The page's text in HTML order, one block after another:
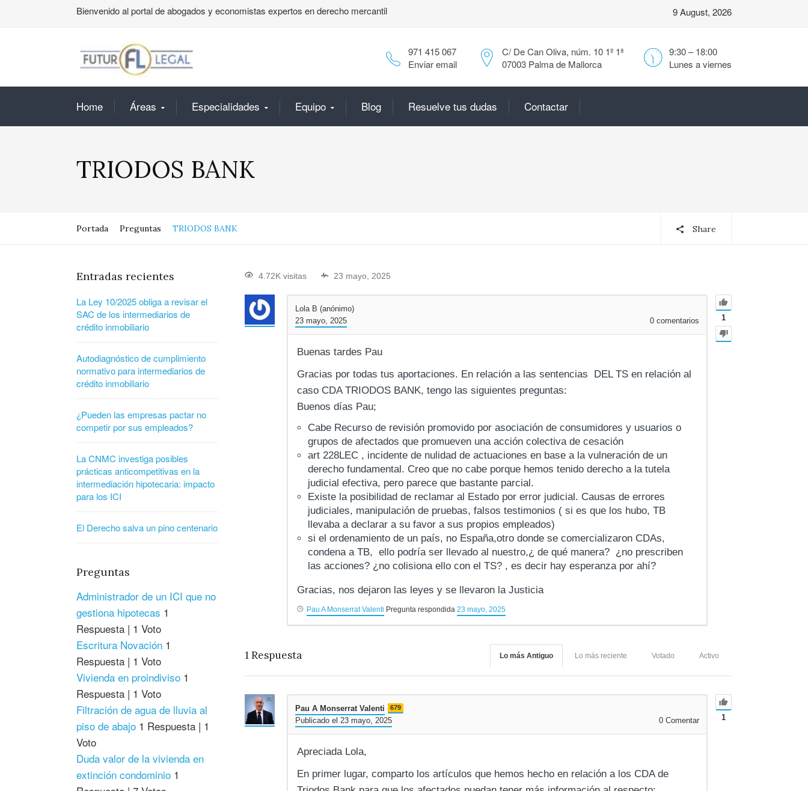
Bienvenido al portal de abogados y economistas expertos en derecho mercantil 9 August, 2026
9:30 – 18:00
Lunes a viernes
C/ De Can Oliva, núm. 10 1º 1ª
07003 Palma de Mallorca
971 415 067
Enviar email
Home Áreas Especialidades Equipo Blog Resuelve tus dudas Contactar
TRIODOS BANK
Portada Preguntas TRIODOS BANK Share
4.72K visitas 23 mayo, 2025
1
Lola B (anónimo)
23 mayo, 2025
0 comentarios
Buenas tardes Pau
Gracias por todas tus aportaciones. En relación a las sentencias DEL TS en relación al
caso CDA TRIODOS BANK, tengo las siguientes preguntas:
Buenos días Pau;
Cabe Recurso de revisión promovido por asociación de consumidores y usuarios o
grupos de afectados que promueven una acción colectiva de cesación
art 228LEC , incidente de nulidad de actuaciones en base a la vulneración de un
derecho fundamental. Creo que no cabe porque hemos tenido derecho a la tutela
judicial efectiva, pero parece que bastante parcial.
Existe la posibilidad de reclamar al Estado por error judicial. Causas de errores
judiciales, manipulación de pruebas, falsos testimonios ( si es que los hubo, TB
llevaba a declarar a su favor a sus propios empleados)
si el ordenamiento de un país, no España,otro donde se comercializaron CDAs,
condena a TB, ello podría ser llevado al nuestro,¿ de qué manera? ¿no prescriben
las acciones? ¿no colisiona ello con el TS? , es decir hay esperanza por ahí?
Gracias, nos dejaron las leyes y se llevaron la Justicia
Pau A Monserrat Valenti Pregunta respondida 23 mayo, 2025
1 Respuesta Activo
Votado
Lo más reciente
Lo más Antiguo
1
Pau A Monserrat Valenti 679
Publicado el 23 mayo, 2025 0 Comentar
Apreciada Lola,
En primer lugar, comparto los artículos que hemos hecho en relación a los CDA de
Entradas recientes
La Ley 10/2025 obliga a revisar el
SAC de los intermediarios de
crédito inmobiliario
Autodiagnóstico de cumplimiento
normativo para intermediarios de
crédito inmobiliario
¿Pueden las empresas pactar no
competir por sus empleados?
La CNMC investiga posibles
prácticas anticompetitivas en la
intermediación hipotecaria: impacto
para los ICI
El Derecho salva un pino centenario
Preguntas
Administrador de un ICI que no
gestiona hipotecas 1
Respuesta | 1 Voto
Escritura Novación 1
Respuesta | 1 Voto
Vivienda en proindiviso 1
Respuesta | 1 Voto
Filtración de agua de lluvia al
piso de abajo 1 Respuesta | 1
Voto
Duda valor de la vivienda en
extinción condominio 1